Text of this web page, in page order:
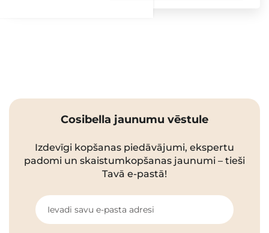
Cosibella jaunumu vēstule
Izdevīgi kopšanas piedāvājumi, ekspertu
padomi un skaistumkopšanas jaunumi – tieši
Tavā e-pastā!
Ievadi savu e-pasta adresi